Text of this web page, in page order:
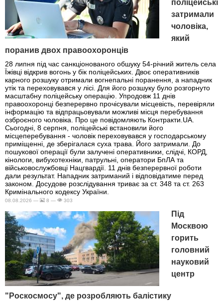
поліцейські
затримали
чоловіка,
який
поранив двох правоохоронців
28 липня під час санкціонованого обшуку 54-річний житель села
Їжівці відкрив вогонь у бік поліцейських. Двоє оперативників
карного розшуку отримали вогнепальні поранення, а нападник
утік та переховувався у лісі. Для його розшуку було розгорнуто
масштабну поліцейську операцію. Упродовж 11 днів
правоохоронці безперервно прочісували місцевість, перевіряли
інформацію та відпрацьовували можливі місця перебування
озброєного чоловіка. Про це повідомляють Контракти.UA.
Сьогодні, 8 серпня, поліцейські встановили його
місцеперебування - чоловік переховувався у господарському
приміщенні, де зберігалася суха трава. Його затримали. До
пошукової операції були залучені оперативники, слідчі, КОРД,
кінологи, вибухотехніки, патрульні, оператори БпЛА та
військовослужбовці Нацгвардії. 11 днів безперервної роботи
дали результат. Нападник затриманий і відповідатиме перед
законом. Досудове розслідування триває за ст. 348 та ст. 263
Кримінального кодексу України.
08.08.2026 — 8 — 303
Під
Москвою
горить
головний
науковий
центр
"Роскосмосу", де розробляють балістику